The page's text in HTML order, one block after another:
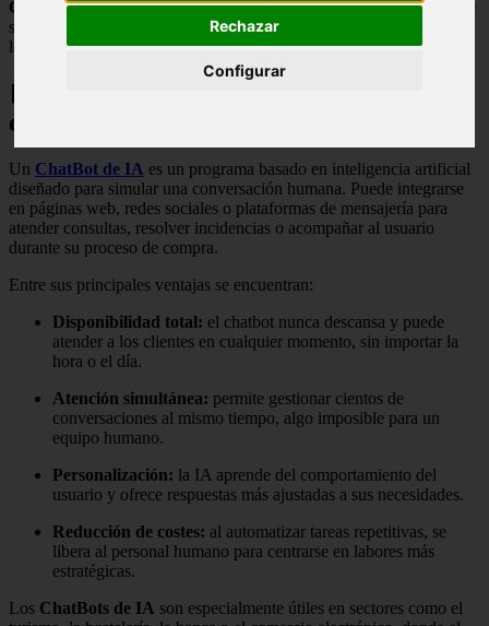
Rechazar
Configurar
Canariasse han posicionado como referentes en la implantación de
soluciones de inteligencia artificial adaptadas a las necesidades
locales.
🤖 ChatBot de IA: atención inmediata y
eficiente
Un ChatBot de IA es un programa basado en inteligencia artificial
diseñado para simular una conversación humana. Puede integrarse
en páginas web, redes sociales o plataformas de mensajería para
atender consultas, resolver incidencias o acompañar al usuario
durante su proceso de compra.
Entre sus principales ventajas se encuentran:
Disponibilidad total: el chatbot nunca descansa y puede
atender a los clientes en cualquier momento, sin importar la
hora o el día.
Atención simultánea: permite gestionar cientos de
conversaciones al mismo tiempo, algo imposible para un
equipo humano.
Personalización: la IA aprende del comportamiento del
usuario y ofrece respuestas más ajustadas a sus necesidades.
Reducción de costes: al automatizar tareas repetitivas, se
libera al personal humano para centrarse en labores más
estratégicas.
Los ChatBots de IA son especialmente útiles en sectores como el